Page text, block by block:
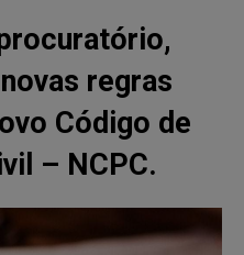
regras
Código de
– NCPC.